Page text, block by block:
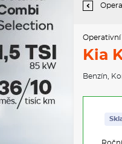
Operativní
Kia
Benzín